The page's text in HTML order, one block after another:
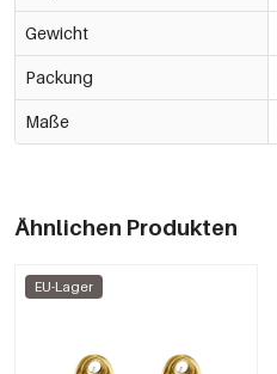
Gewicht
Packung
Maße
Ähnlichen Produkten
EU-Lager